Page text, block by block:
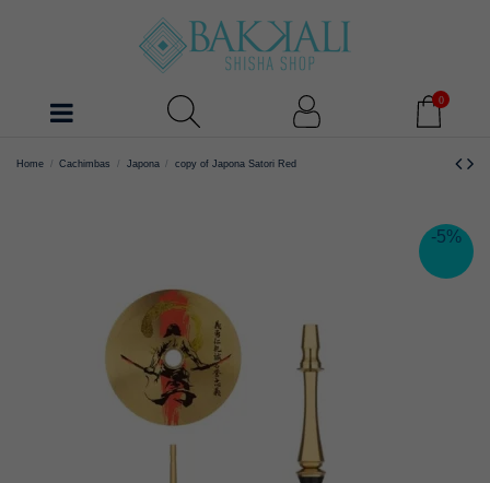
0
Home Cachimbas Japona copy of Japona Satori Red
-5%